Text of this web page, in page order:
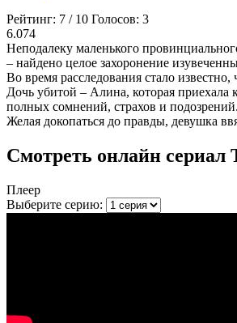
Рейтинг: 7 / 10 Голосов: 3
6.074
Неподалеку маленького
– найдено целое захоронение
Во время расследования стало
Дочь убитой – Алина, которая приехала
полных сомнений, страхов и подозрений.
Желая докопаться до правды, девушка
Смотреть онлайн сериал
Плеер
Выберите серию: